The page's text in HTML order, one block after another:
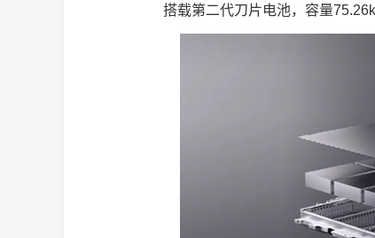
搭载第二代刀片电池，容量